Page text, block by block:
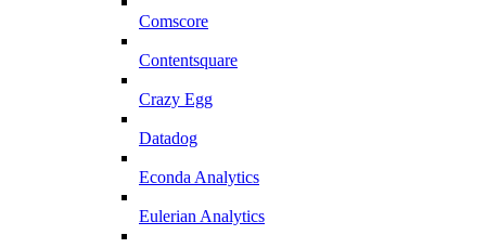
Comscore
Contentsquare
Crazy Egg
Datadog
Econda Analytics
Eulerian Analytics